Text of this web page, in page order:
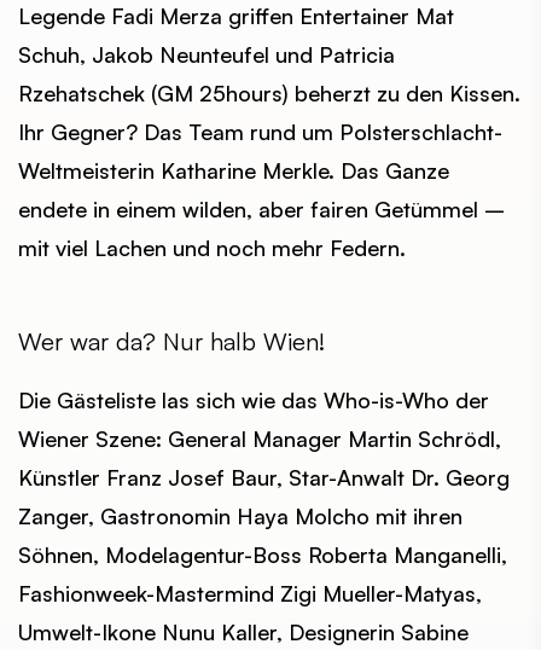
Legende Fadi Merza griffen Entertainer Mat
Schuh, Jakob Neunteufel und Patricia
Rzehatschek (GM 25hours) beherzt zu den Kissen.
Ihr Gegner? Das Team rund um Polsterschlacht-
Weltmeisterin Katharine Merkle. Das Ganze
endete in einem wilden, aber fairen Getümmel –
mit viel Lachen und noch mehr Federn.
Wer war da? Nur halb Wien!
Die Gästeliste las sich wie das Who-is-Who der
Wiener Szene: General Manager Martin Schrödl,
Künstler Franz Josef Baur, Star-Anwalt Dr. Georg
Zanger, Gastronomin Haya Molcho mit ihren
Söhnen, Modelagentur-Boss Roberta Manganelli,
Fashionweek-Mastermind Zigi Mueller-Matyas,
Umwelt-Ikone Nunu Kaller, Designerin Sabine